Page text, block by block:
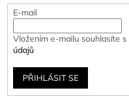
E-mail
Vložením e-mailu souhlasíte s
údajů
PŘIHLÁSIT SE